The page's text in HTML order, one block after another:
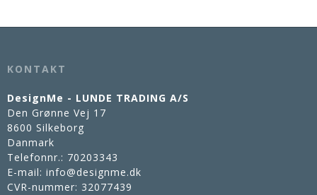
KONTAKT
DesignMe - LUNDE TRADING A/S
Den Grønne Vej 17
8600 Silkeborg
Danmark
Telefonnr.: 70203343
E-mail: info@designme.dk
CVR-nummer: 32077439